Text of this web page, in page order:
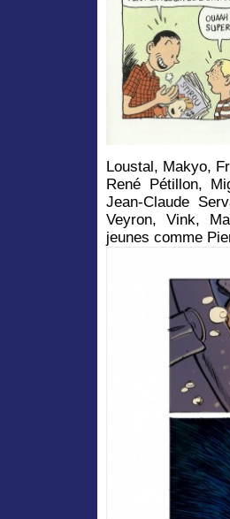
Loustal, Makyo,
René Pétillon,
Jean-Claude
Veyron, Vink,
jeunes comme